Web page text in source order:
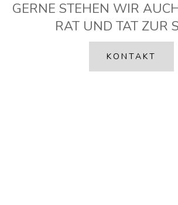
GERNE STEHEN WIR
RAT UND TAT ZUR
KONTAKT